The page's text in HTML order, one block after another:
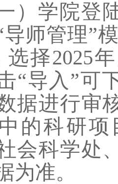
一）学院登
导师管理”
选择2025
击“导入”
据进行审
的科研
会科学处
为准。